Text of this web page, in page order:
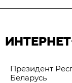
Президент
Беларусь